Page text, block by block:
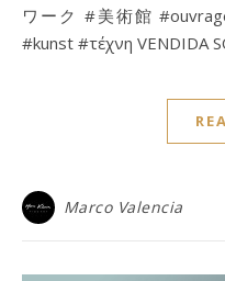
ワーク #美術館
#kunst #τέχνη VENDIDA
Marco Valencia